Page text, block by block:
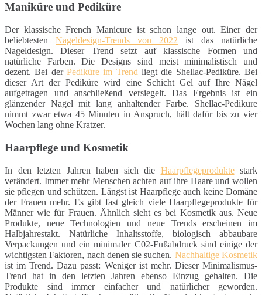
Maniküre und Pediküre
Der klassische French Manicure ist schon lange out. Einer der
beliebtesten Nageldesign-Trends von 2022 ist das natürliche
Nageldesign. Dieser Trend setzt auf klassische Formen und
natürliche Farben. Die Designs sind meist minimalistisch und
dezent. Bei der Pediküre im Trend liegt die Shellac-Pediküre. Bei
dieser Art der Pediküre wird eine Schicht Gel auf Ihre Nägel
aufgetragen und anschließend versiegelt. Das Ergebnis ist ein
glänzender Nagel mit lang anhaltender Farbe. Shellac-Pedikure
nimmt zwar etwa 45 Minuten in Anspruch, hält dafür bis zu vier
Wochen lang ohne Kratzer.
Haarpflege und Kosmetik
In den letzten Jahren haben sich die Haarpflegeproduktestark
verändert. Immer mehr Menschen achten auf ihre Haare und wollen
sie pflegen und schützen. Längst ist Haarpflege auch keine Domäne
der Frauen mehr. Es gibt fast gleich viele Haarpflegeprodukte für
Männer wie für Frauen. Ähnlich sieht es bei Kosmetik aus. Neue
Produkte, neue Technologien und neue Trends erscheinen im
Halbjahrestakt. Natürliche Inhaltsstoffe, biologisch abbaubare
Verpackungen und ein minimaler C02-Fußabdruck sind einige der
wichtigsten Faktoren, nach denen sie suchen. Nachhaltige Kosmetik
ist im Trend. Dazu passt: Weniger ist mehr. Dieser Minimalismus-
Trend hat in den letzten Jahren ebenso Einzug gehalten. Die
Produkte sind immer einfacher und natürlicher geworden.